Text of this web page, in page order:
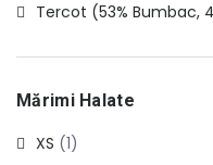
Tercot (53% Bumbac,
Mărimi Halate
XS (1)